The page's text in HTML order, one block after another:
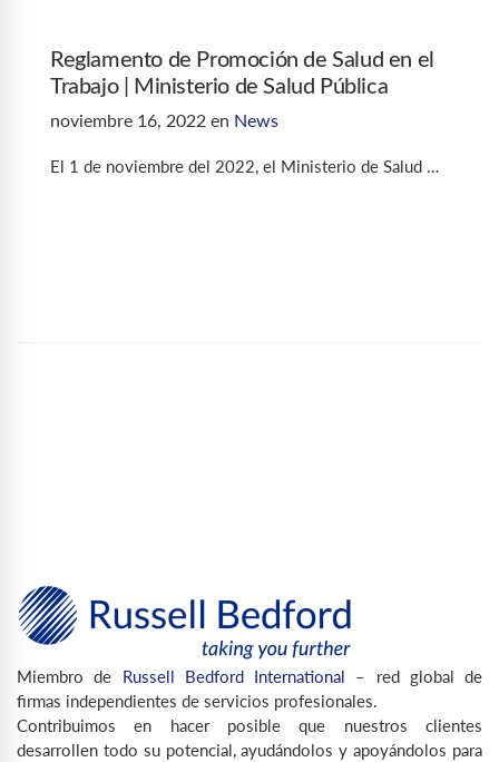
Reglamento de Promoción de Salud en el
Trabajo | Ministerio de Salud Pública
noviembre 16, 2022 en News
El 1 de noviembre del 2022, el Ministerio de Salud …
Miembro de Russell Bedford International – red global de
firmas independientes de servicios profesionales.
Contribuimos en hacer posible que nuestros clientes
desarrollen todo su potencial, ayudándolos y apoyándolos para